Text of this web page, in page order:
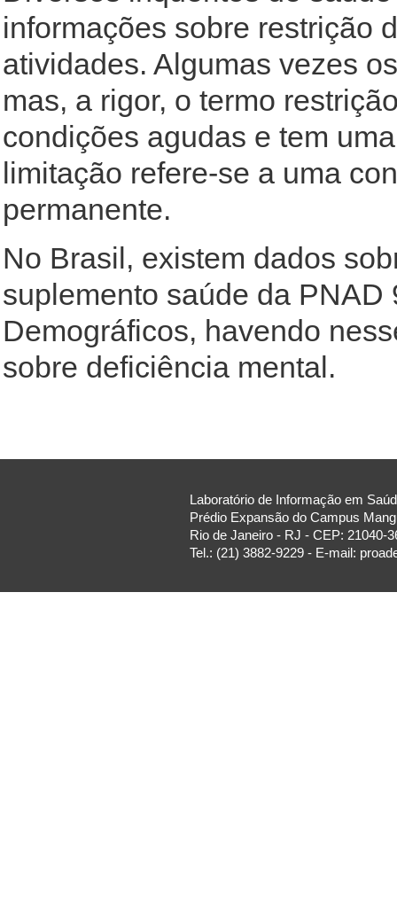
informações sobre restrição
atividades. Algumas vezes
mas, a rigor, o termo
condições agudas e tem
limitação refere-se a uma
permanente.
No Brasil, existem dados
suplemento saúde da
Demográficos, havendo
sobre deficiência mental.
Laboratório de Informação em
Prédio Expansão do Campus
Rio de Janeiro - RJ - CEP: 21040-
Tel.: (21) 3882-9229 - E-mail: